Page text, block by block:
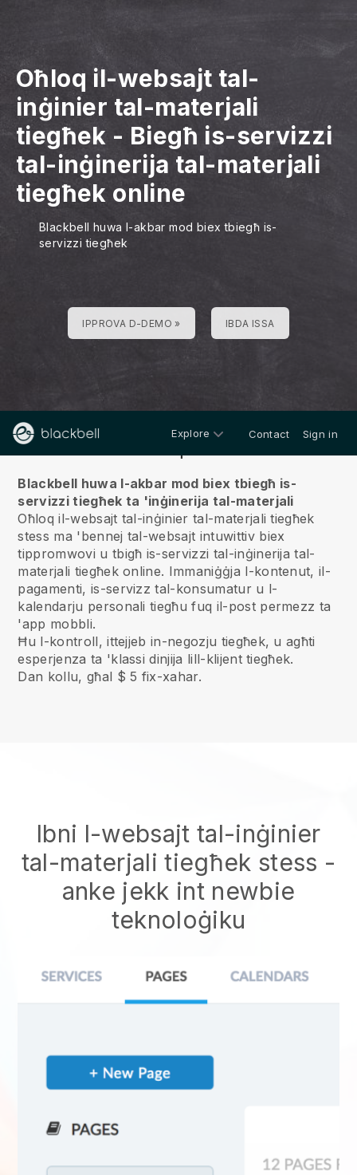
Oħloq il-websajt tal-
inġinier tal-materjali
tiegħek - Biegħ is-servizzi
tal-inġinerija tal-materjali
tiegħek online
Blackbell huwa l-akbar mod biex tbiegħ is-
servizzi tiegħek
IPPROVA D-DEMO » IBDA ISSA
Explore Contact Sign in
Blackbell huwa l-akbar mod biex tbiegħ is-
servizzi tiegħek ta 'inġinerija tal-materjali
Oħloq il-websajt tal-inġinier tal-materjali tiegħek
stess ma 'bennej tal-websajt intuwittiv biex
tippromwovi u tbigħ is-servizzi tal-inġinerija tal-
materjali tiegħek online. Immaniġġja l-kontenut, il-
pagamenti, is-servizz tal-konsumatur u l-
kalendarju personali tiegħu fuq il-post permezz ta
'app mobbli.
Ħu l-kontroll, ittejjeb in-negozju tiegħek, u agħti
esperjenza ta 'klassi dinjija lill-klijent tiegħek.
Dan kollu, għal $ 5 fix-xahar.
Ibni l-websajt tal-inġinier
tal-materjali tiegħek stess -
anke jekk int newbie
teknoloġiku